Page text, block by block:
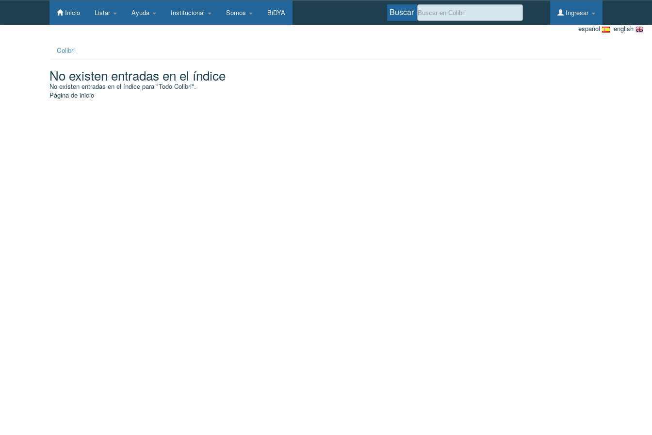
Skip
Inicio Listar Ayuda Institucional Somos BiDYA Ingresar
Buscar
english
español
Colibri
No existen entradas en el índice
No existen entradas en el índice para "Todo Colibri".
Página de inicio